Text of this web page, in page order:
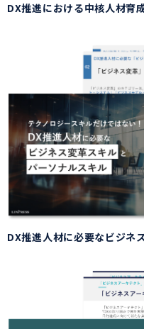
DX推進における中核人材育
DX推進人材に必要なビジネ